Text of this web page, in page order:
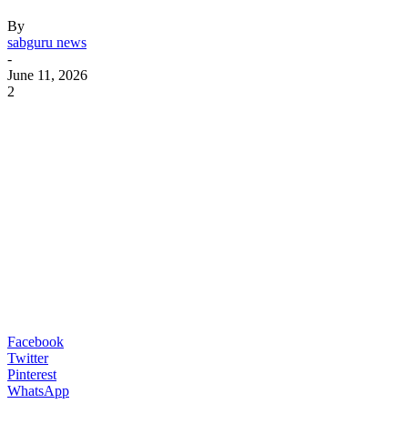
By
sabguru news
-
June 11, 2026
2
Facebook
Twitter
Pinterest
WhatsApp